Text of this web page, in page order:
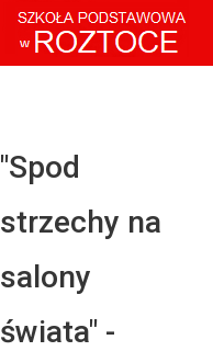
"Spod
strzechy na
salony
świata" -